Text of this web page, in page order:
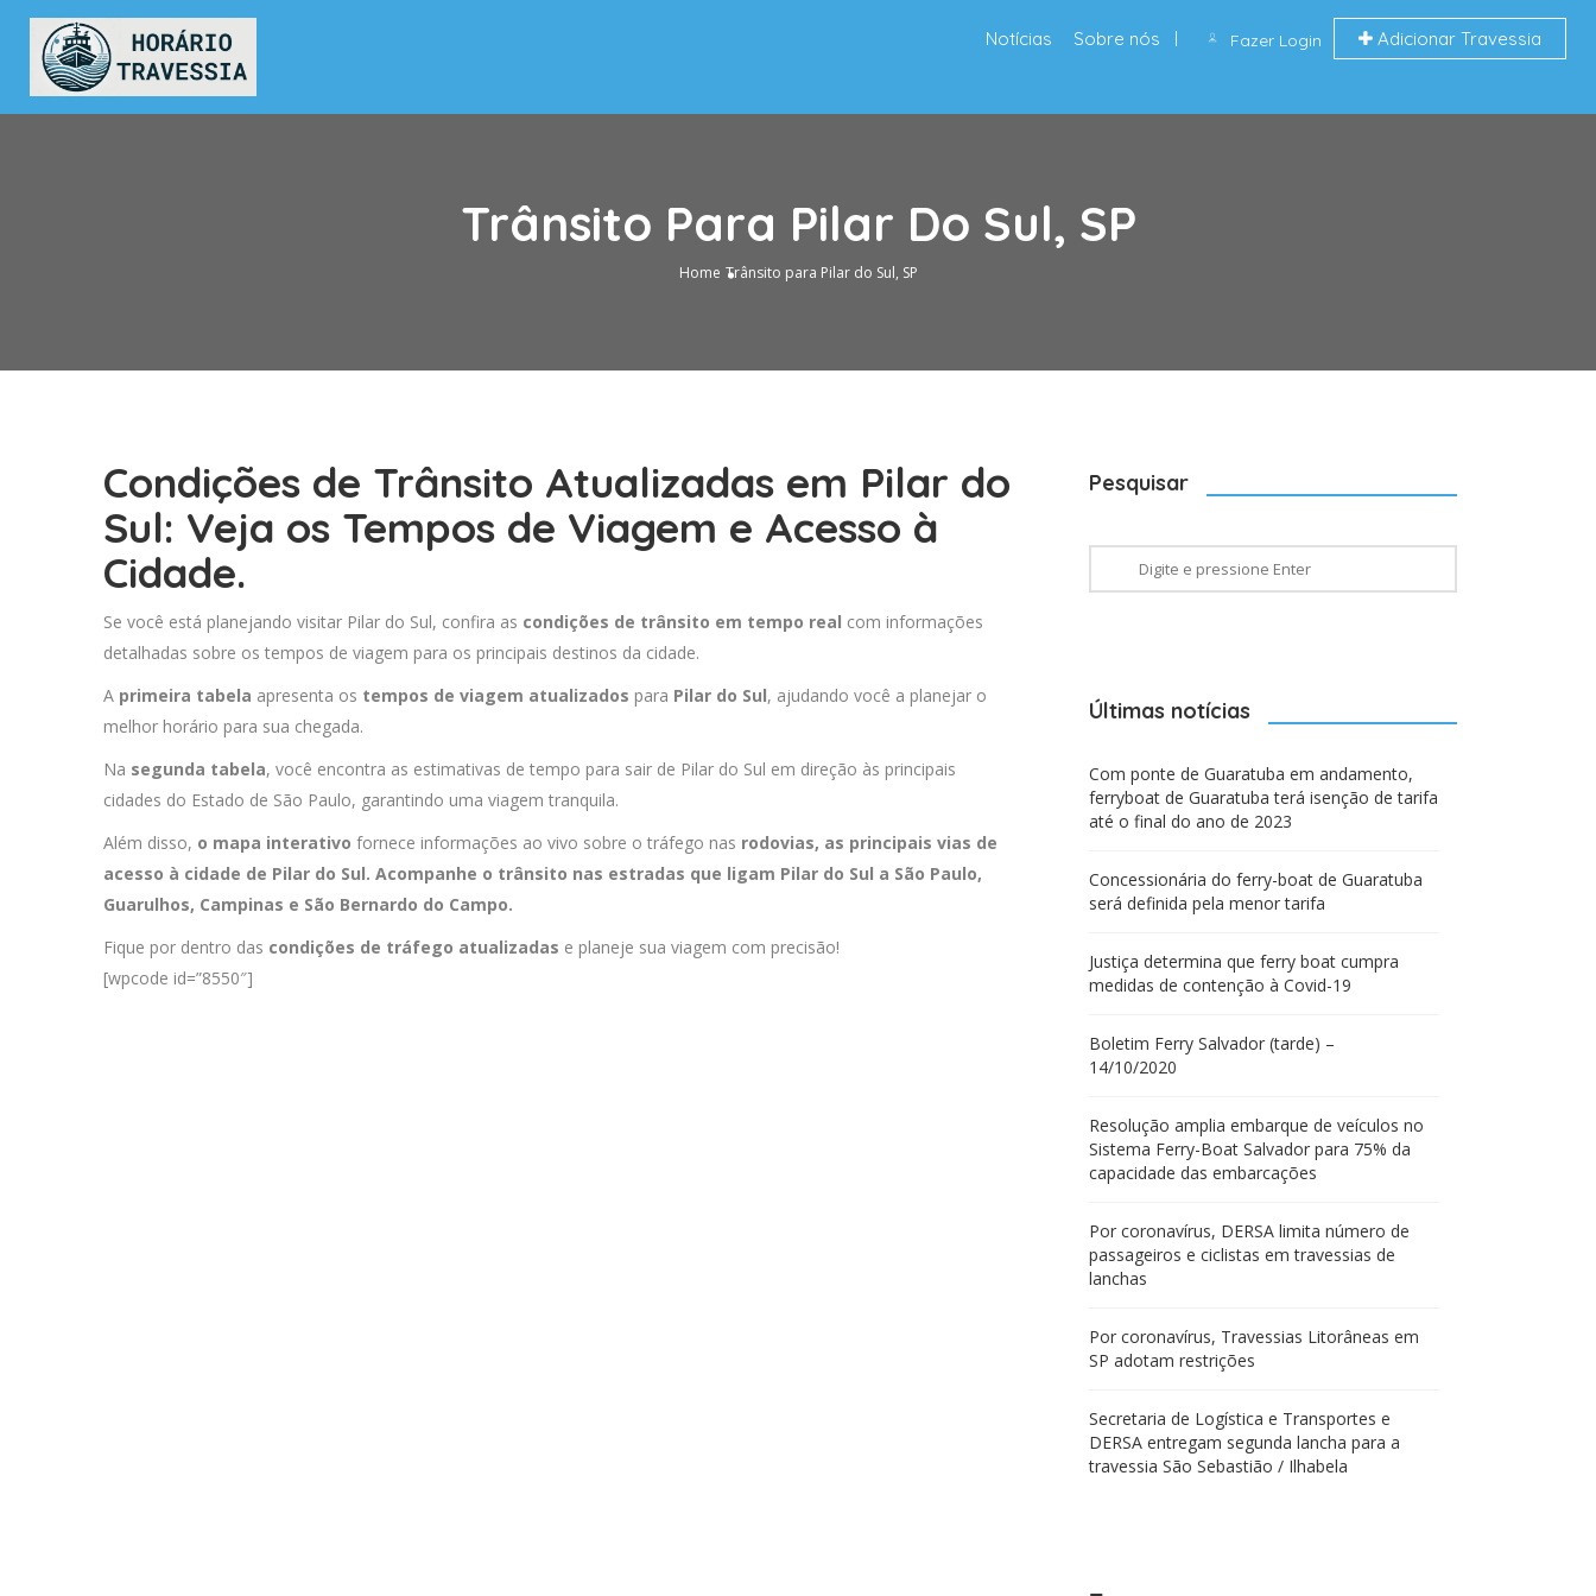
Fazer Login Adicionar Travessia
Notícias Sobre nós
Trânsito Para Pilar Do Sul, SP
Home Trânsito para Pilar do Sul, SP
Condições de Trânsito Atualizadas em Pilar do
Sul: Veja os Tempos de Viagem e Acesso à
Cidade.
Se você está planejando visitar Pilar do Sul, confira as condições de trânsito em tempo real com informações
detalhadas sobre os tempos de viagem para os principais destinos da cidade.
A primeira tabela apresenta os tempos de viagem atualizados para Pilar do Sul, ajudando você a planejar o
melhor horário para sua chegada.
Na segunda tabela, você encontra as estimativas de tempo para sair de Pilar do Sul em direção às principais
cidades do Estado de São Paulo, garantindo uma viagem tranquila.
Além disso, o mapa interativo fornece informações ao vivo sobre o tráfego nas rodovias, as principais vias de
acesso à cidade de Pilar do Sul. Acompanhe o trânsito nas estradas que ligam Pilar do Sul a São Paulo,
Guarulhos, Campinas e São Bernardo do Campo.
Fique por dentro das condições de tráfego atualizadas e planeje sua viagem com precisão!
[wpcode id=”8550″]
Pesquisar
Últimas notícias
Com ponte de Guaratuba em andamento,
ferryboat de Guaratuba terá isenção de tarifa
até o final do ano de 2023
Concessionária do ferry-boat de Guaratuba
será definida pela menor tarifa
Justiça determina que ferry boat cumpra
medidas de contenção à Covid-19
Boletim Ferry Salvador (tarde) –
14/10/2020
Resolução amplia embarque de veículos no
Sistema Ferry-Boat Salvador para 75% da
capacidade das embarcações
Por coronavírus, DERSA limita número de
passageiros e ciclistas em travessias de
lanchas
Por coronavírus, Travessias Litorâneas em
SP adotam restrições
Secretaria de Logística e Transportes e
DERSA entregam segunda lancha para a
travessia São Sebastião / Ilhabela